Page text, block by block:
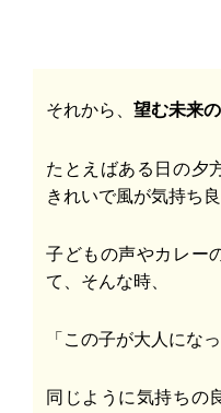
それから、望む未来
たとえばある日の夕
きれいで風が気持ち良
子どもの声やカレー
て、そんな時、
「この子が大人にな
同じように気持ちの